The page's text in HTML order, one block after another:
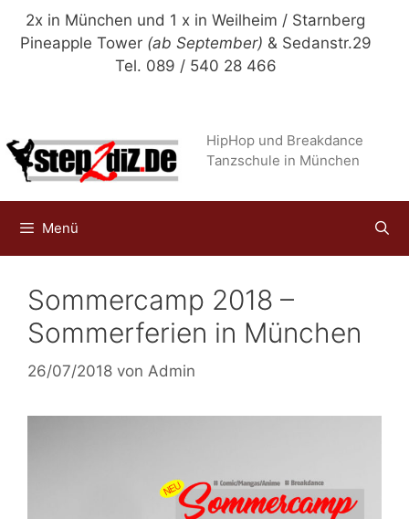
Zum
Inhalt
2x in München und 1 x in Weilheim / Starnberg
Pineapple Tower (ab September) & Sedanstr.29
Tel. 089 / 540 28 466
HipHop und Breakdance
Tanzschule in München
Menü
Sommercamp 2018 –
Sommerferien in München
26/07/2018 von Admin